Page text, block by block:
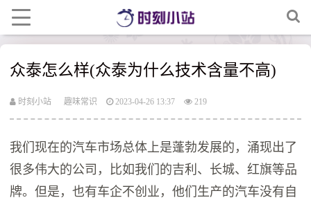
众泰怎么样(众泰为什么技术含量不高)
时刻小站 趣味常识 2023-04-26 13:37 219
我们现在的汽车市场总体上是蓬勃发展的，涌现出了
很多伟大的公司，比如我们的吉利、长城、红旗等品
牌。但是，也有车企不创业，他们生产的汽车没有自